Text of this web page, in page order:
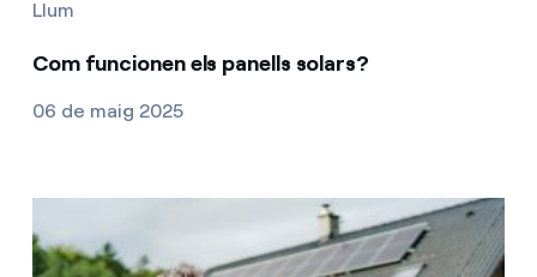
Llum
Com funcionen els panells solars?
06 de maig 2025